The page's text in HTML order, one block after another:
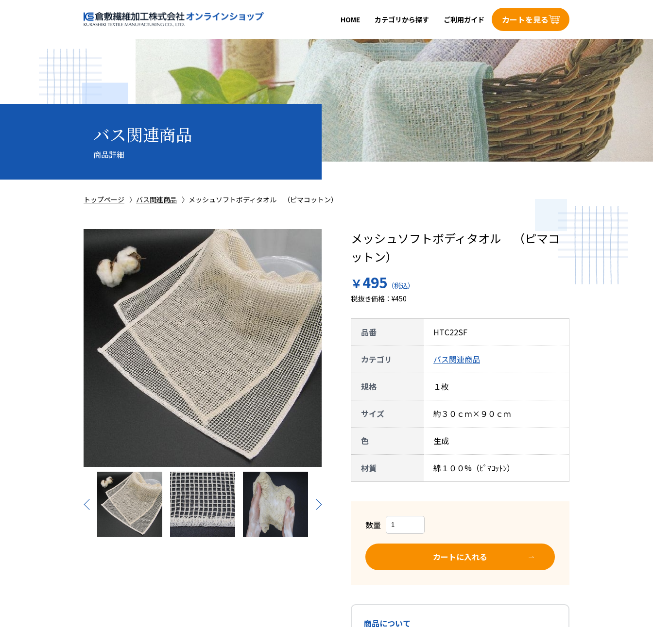
HOME カテゴリから探す ご利用ガイド カートを見る
バス関連商品
商品詳細
トップページ バス関連商品 メッシュソフトボディタオル （ピマコットン）
メッシュソフトボディタオル （ピマコ
ットン）
￥495 （税込）
税抜き価格：¥450
品番 HTC22SF
カテゴリ バス関連商品
規格 １枚
サイズ 約３０ｃｍ×９０ｃｍ
色 生成
材質 綿１００%（ﾋﾟﾏｺｯﾄﾝ）
数量
カートに入れる
商品について